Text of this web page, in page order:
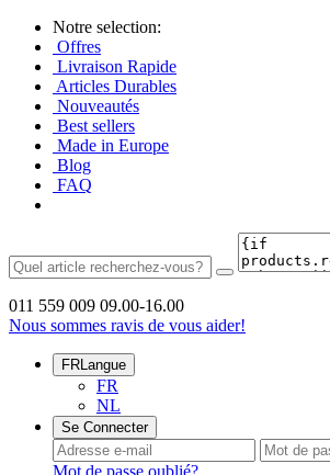
Notre selection:
Offres
Livraison Rapide
Articles Durables
Nouveautés
Best sellers
Made in Europe
Blog
FAQ
011 559 009 09.00-16.00
Nous sommes ravis de vous aider!
FRLangue
FR
NL
Se Connecter
Mot de passe oublié?